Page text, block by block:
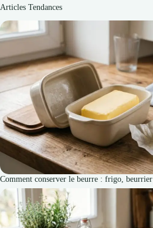
Articles Tendances
Comment conserver le beurre : frigo,